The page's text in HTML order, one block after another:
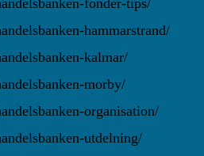
fonder-tips/
hammarstrand/
kalmar/
morby/
organisation/
utdelning/